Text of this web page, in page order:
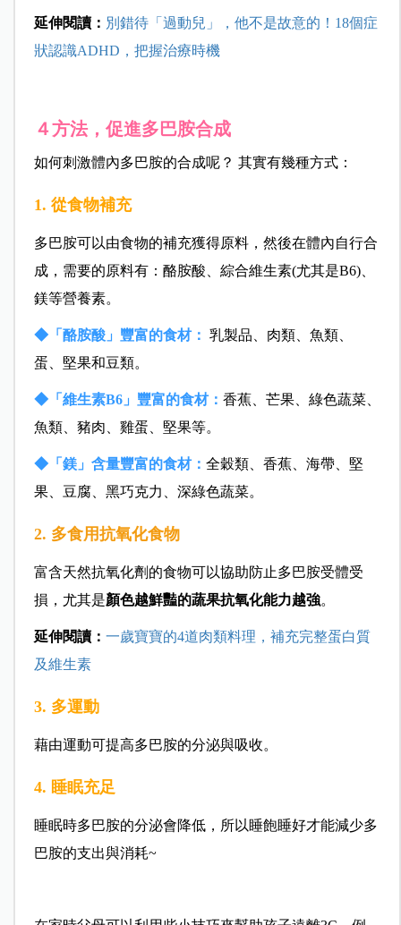
延伸閱讀： 別錯待「過動兒」，他不是故意的！18個症
狀認識ADHD，把握治療時機
４方法，促進多巴胺合成
如何刺激體內多巴胺的合成呢？ 其實有幾種方式：
1. 從食物補充
多巴胺可以由食物的補充獲得原料，然後在體內自行合
成，需要的原料有：酪胺酸、綜合維生素(尤其是B6)、
鎂等營養素。
◆「酪胺酸」豐富的食材： 乳製品、肉類、魚類、
蛋、堅果和豆類。
◆「維生素B6」豐富的食材： 香蕉、芒果、綠色蔬菜、
魚類、豬肉、雞蛋、堅果等。
◆「鎂」含量豐富的食材： 全穀類、香蕉、海帶、堅
果、豆腐、黑巧克力、深綠色蔬菜。
2. 多食用抗氧化食物
富含天然抗氧化劑的食物可以協助防止多巴胺受體受
損，尤其是顏色越鮮豔的蔬果抗氧化能力越強。
延伸閱讀： 一歲寶寶的4道肉類料理，補充完整蛋白質
及維生素
3. 多運動
藉由運動可提高多巴胺的分泌與吸收。
4. 睡眠充足
睡眠時多巴胺的分泌會降低，所以睡飽睡好才能減少多
巴胺的支出與消耗~